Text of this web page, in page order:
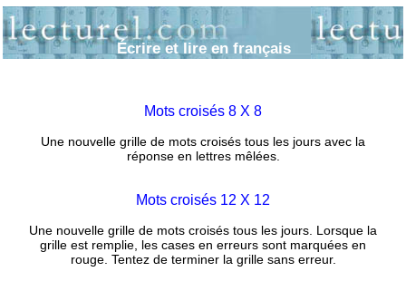
Écrire et lire en français
Mots croisés 8 X 8
Une nouvelle grille de mots croisés tous les jours avec la
réponse en lettres mêlées.
Mots croisés 12 X 12
Une nouvelle grille de mots croisés tous les jours. Lorsque la
grille est remplie, les cases en erreurs sont marquées en
rouge. Tentez de terminer la grille sans erreur.